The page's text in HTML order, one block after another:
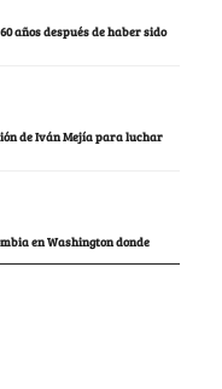
años después de haber sido
de Iván Mejía para luchar
en Washington donde